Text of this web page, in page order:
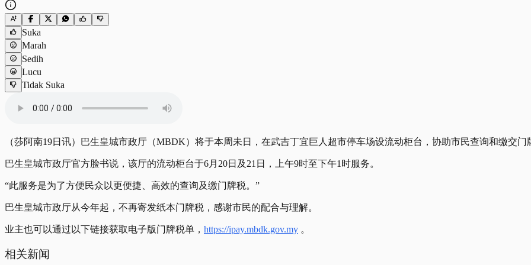
Suka
Marah
Sedih
Lucu
Tidak Suka
（莎阿南19日讯）巴生皇城市政厅（MBDK）将于本周未日，在武吉丁宜巨人超市停车场设流动柜台，协助市民查询和缴交门
巴生皇城市政厅官方脸书说，该厅的流动柜台于6月20日及21日，上午9时至下午1时服务。
“此服务是为了方便民众以更便捷、高效的查询及缴门牌税。”
巴生皇城市政厅从今年起，不再寄发纸本门牌税，感谢市民的配合与理解。
业主也可以通过以下链接获取电子版门牌税单， https://ipay.mbdk.gov.my 。
相关新闻